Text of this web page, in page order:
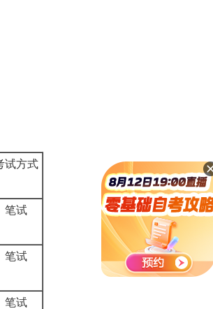
试方式
笔试
笔试
笔试